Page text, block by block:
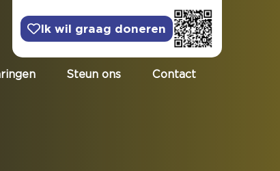
Ik wil graag doneren
Steun ons Contact